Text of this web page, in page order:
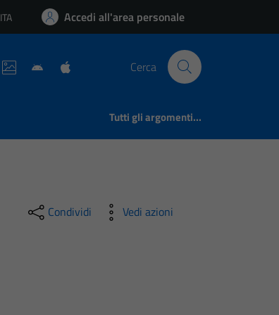
Lingua attiva:
ITA Accedi all'area personale
Cerca
Tutti gli argomenti...
Condividi Vedi azioni